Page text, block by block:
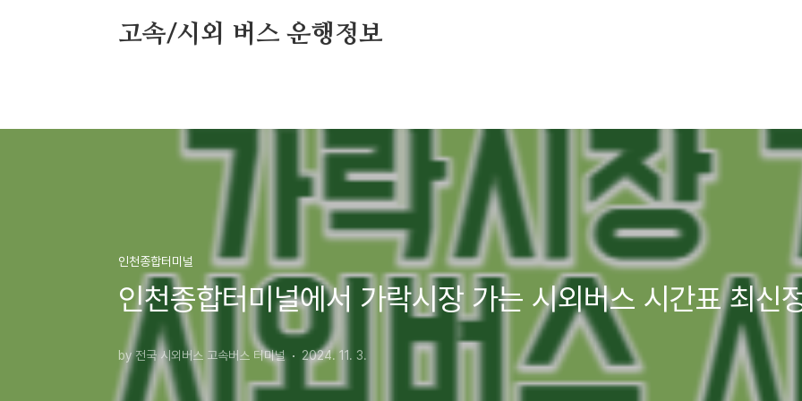
고속/시외 버스 운행정보
인천종합터미널
인천종합터미널에서 가락시장 가는 시외버스 시간표 최신
by 전국 시외버스 고속버스 터미널 2024. 11. 3.